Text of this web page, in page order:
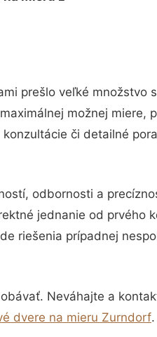
prešlo veľké
možnej miere,
či detailné
odbornosti a
jednanie od prvého
riešenia prípadnej
Neváhajte a
dvere na mieru Zurndorf.